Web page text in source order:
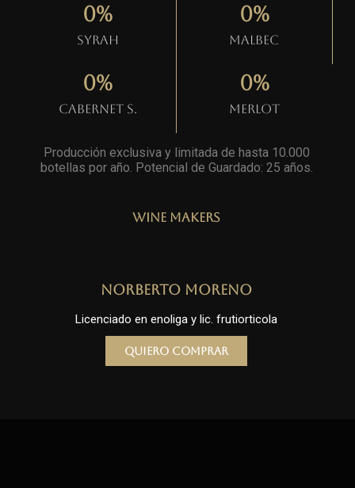
Syrah
0%
Malbec
0%
Cabernet S.
0%
Merlot
0%
Producción exclusiva y limitada de hasta 10.000
botellas por año. Potencial de Guardado: 25 años
Wine Makers
Norberto Moreno
Licenciado en enoliga y lic. frutiorticola
Quiero comprar